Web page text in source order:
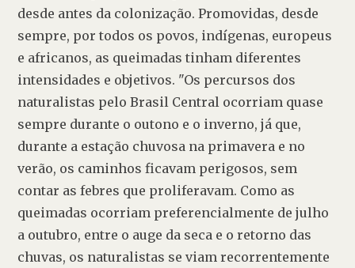
desde antes da colonização. Promovidas, desde
sempre, por todos os povos, indígenas, europeus
e africanos, as queimadas tinham diferentes
intensidades e objetivos. "Os percursos dos
naturalistas pelo Brasil Central ocorriam quase
sempre durante o outono e o inverno, já que,
durante a estação chuvosa na primavera e no
verão, os caminhos ficavam perigosos, sem
contar as febres que proliferavam. Como as
queimadas ocorriam preferencialmente de julho
a outubro, entre o auge da seca e o retorno das
chuvas, os naturalistas se viam recorrentemente